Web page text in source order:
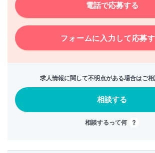
電話で応募する
フォームに入力して応募
求人情報に関して不明点がある場合はご
相談する
相談するって何